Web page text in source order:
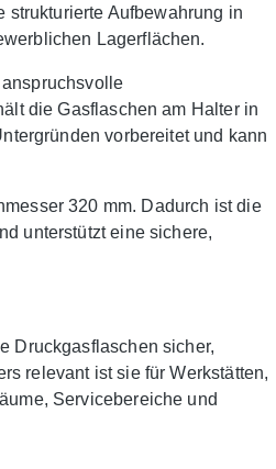
strukturierte Aufbewahrung in
Lagerflächen.
die Gasflaschen am Halter in
vorbereitet und kann
320 mm. Dadurch ist die
unterstützt eine sichere,
Druckgasflaschen sicher,
relevant ist sie für Werkstätten,
Servicebereiche und